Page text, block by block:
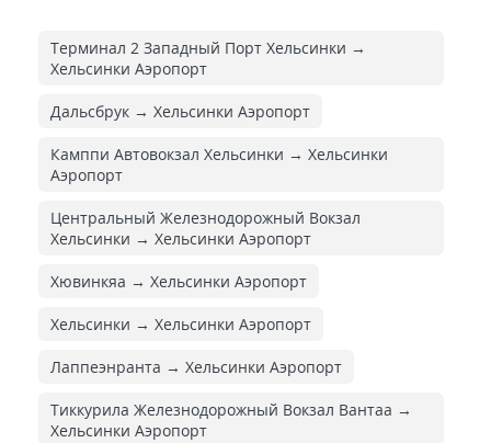
Терминал 2 Западный Порт Хельсинки →
Хельсинки Аэропорт
Дальсбрук → Хельсинки Аэропорт
Камппи Автовокзал Хельсинки → Хельсинки
Аэропорт
Центральный Железнодорожный Вокзал
Хельсинки → Хельсинки Аэропорт
Хювинкяа → Хельсинки Аэропорт
Хельсинки → Хельсинки Аэропорт
Лаппеэнранта → Хельсинки Аэропорт
Тиккурила Железнодорожный Вокзал Вантаа →
Хельсинки Аэропорт